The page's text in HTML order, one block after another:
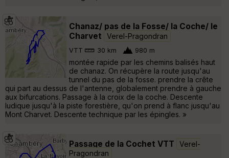
Chanaz/ pas de la Fosse/ la Coche/ le
Charvet
Verel-Pragondran
VTT 30 km 980 m
montée rapide par les chemins balisés haut
de chanaz. On récupère la route jusqu'au
tunnel du pas de la fosse. prendre la crête
qui part au dessus de l'antenne, globalement prendre à gauche
aux bifurcations. Passage à la croix de la coche. Descente
ludique jusqu'à la piste forestière, qu'on prend à flanc jusqu'au
Mont Charvet. Descente technique par les épingles. »
Passage de la Cochet VTT
Verel-
Pragondran